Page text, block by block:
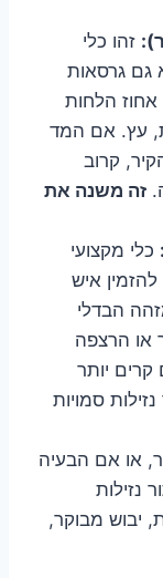
זהו כלי
גם גרסאות
הלחות
עץ. אם המד
קרוב
זה משנה את
כלי מקצועי
איש
הבדלי
או הרצפה
קרים יותר
סמויות
או אם הבעיה
נזילות
יבוש מבוקר,